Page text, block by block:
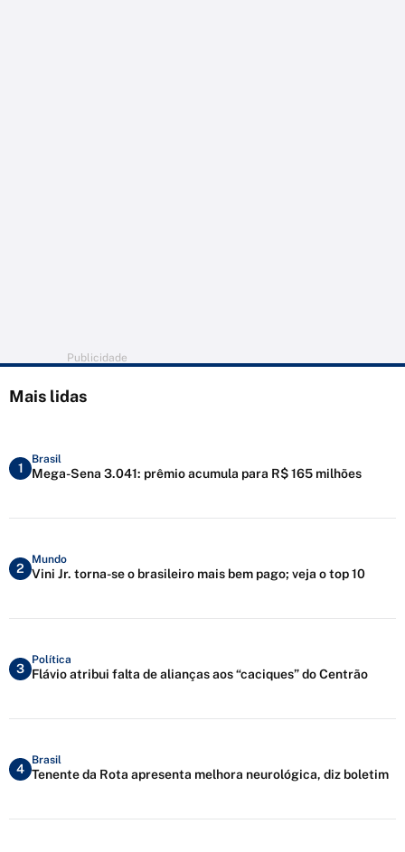
Publicidade
Mais lidas
1
Brasil
Mega-Sena 3.041: prêmio acumula para R$ 165 milhões
2
Mundo
Vini Jr. torna-se o brasileiro mais bem pago; veja o top 10
3
Política
Flávio atribui falta de alianças aos “caciques” do Centrão
4
Brasil
Tenente da Rota apresenta melhora neurológica, diz boletim